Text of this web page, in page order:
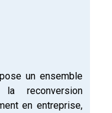
un ensemble
reconversion
en entreprise,